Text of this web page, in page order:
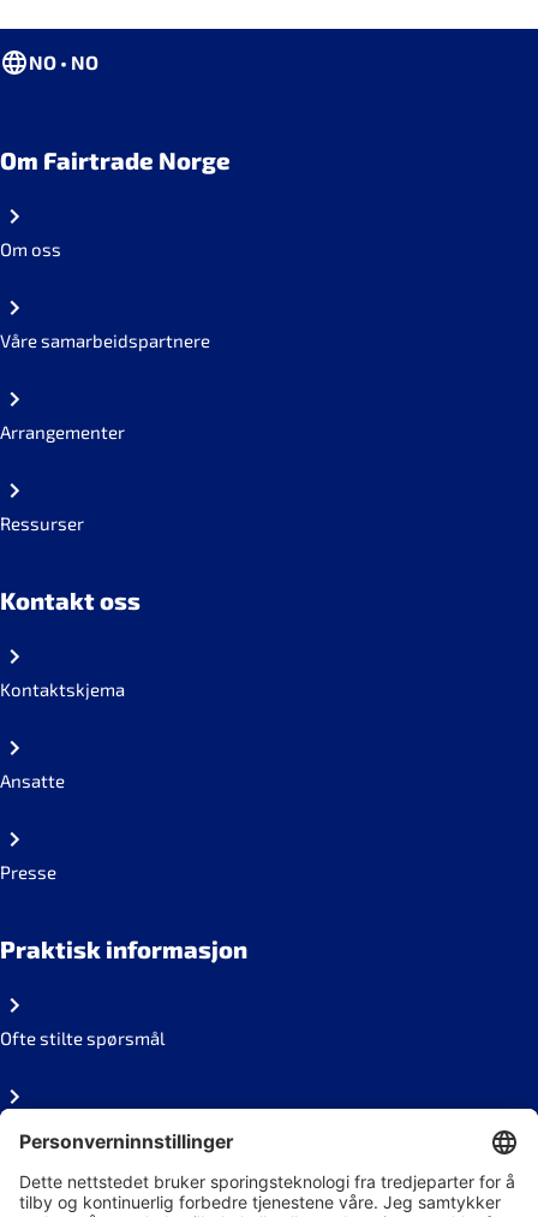
NO • NO
Om Fairtrade Norge
Om oss
Våre samarbeidspartnere
Arrangementer
Ressurser
Kontakt oss
Kontaktskjema
Ansatte
Presse
Praktisk informasjon
Ofte stilte spørsmål
Personvern